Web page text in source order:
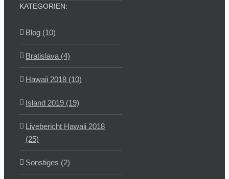
KATEGORIEN:
Blog (10)
Bratislava (4)
Hawaii 2018 (10)
Island 2019 (19)
Livebericht Hawaii 2018
(25)
Sonstiges (2)